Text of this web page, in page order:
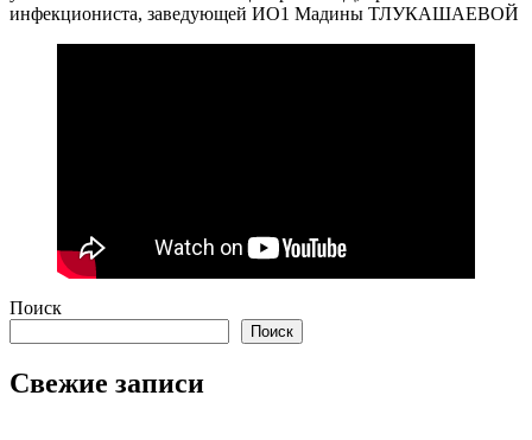
инфекциониста, заведующей ИО1 Мадины ТЛУКАШАЕВОЙ
Поиск
Поиск
Свежие записи